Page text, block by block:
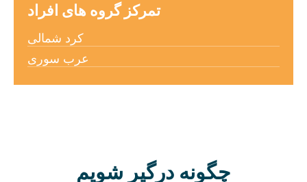
تمرکز گروه های افراد
کرد شمالی
عرب سوری
چگونه درگیر شویم